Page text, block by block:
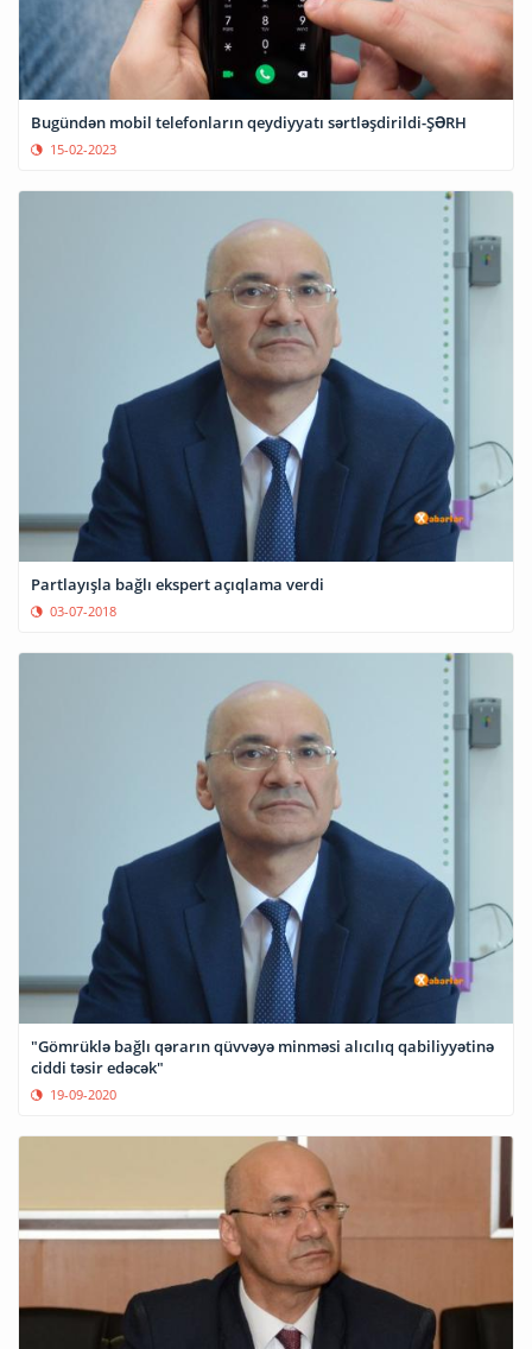
Bugündən mobil telefonların qeydiyyatı sərtləşdirildi-ŞƏRH
15-02-2023
Partlayışla bağlı ekspert açıqlama verdi
03-07-2018
"Gömrüklə bağlı qərarın qüvvəyə minməsi alıcılıq qabiliyyətinə
ciddi təsir edəcək"
19-09-2020